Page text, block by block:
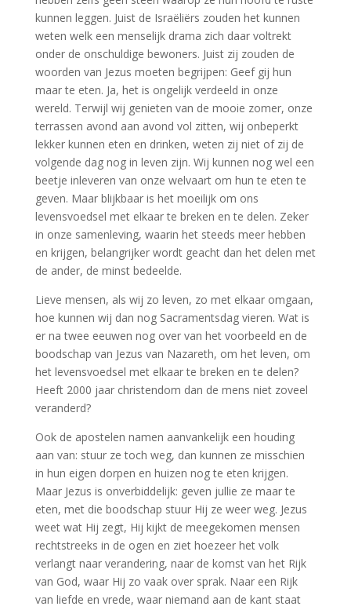
kunnen leggen. Juist de Israëliërs zouden het kunnen
weten welk een menselijk drama zich daar voltrekt
onder de onschuldige bewoners. Juist zij zouden de
woorden van Jezus moeten begrijpen: Geef gij hun
maar te eten. Ja, het is ongelijk verdeeld in onze
wereld. Terwijl wij genieten van de mooie zomer, onze
terrassen avond aan avond vol zitten, wij onbeperkt
lekker kunnen eten en drinken, weten zij niet of zij de
volgende dag nog in leven zijn. Wij kunnen nog wel een
beetje inleveren van onze welvaart om hun te eten te
geven. Maar blijkbaar is het moeilijk om ons
levensvoedsel met elkaar te breken en te delen. Zeker
in onze samenleving, waarin het steeds meer hebben
en krijgen, belangrijker wordt geacht dan het delen met
de ander, de minst bedeelde.
Lieve mensen, als wij zo leven, zo met elkaar omgaan,
hoe kunnen wij dan nog Sacramentsdag vieren. Wat is
er na twee eeuwen nog over van het voorbeeld en de
boodschap van Jezus van Nazareth, om het leven, om
het levensvoedsel met elkaar te breken en te delen?
Heeft 2000 jaar christendom dan de mens niet zoveel
veranderd?
Ook de apostelen namen aanvankelijk een houding
aan van: stuur ze toch weg, dan kunnen ze misschien
in hun eigen dorpen en huizen nog te eten krijgen.
Maar Jezus is onverbiddelijk: geven jullie ze maar te
eten, met die boodschap stuur Hij ze weer weg. Jezus
weet wat Hij zegt, Hij kijkt de meegekomen mensen
rechtstreeks in de ogen en ziet hoezeer het volk
verlangt naar verandering, naar de komst van het Rijk
van God, waar Hij zo vaak over sprak. Naar een Rijk
van liefde en vrede, waar niemand aan de kant staat